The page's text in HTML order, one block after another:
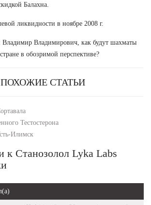
Балахна.
ликвидности в ноябре 2008 г.
Владимирович, как будут шахматы
в обозримой перспективе?
ПОХОЖИЕ СТАТЬИ
Тестостерона
Илимск
к Станозолол Lyka Labs